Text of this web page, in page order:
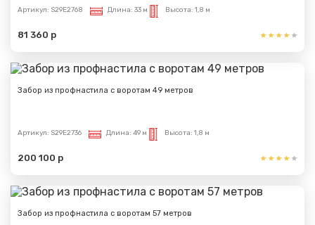
Артикул: S29E2768 Длина: 33 м Высота: 1,8 м
81 360 р
Забор из профнастила с воротам 49 метров
Артикул: S29E2736 Длина: 49 м Высота: 1,8 м
200 100 р
Забор из профнастила с воротам 57 метров